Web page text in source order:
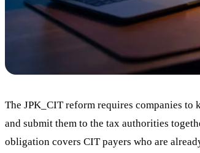
The JPK_CIT reform requires companies
and submit them to the tax authorities
obligation covers CIT payers who are